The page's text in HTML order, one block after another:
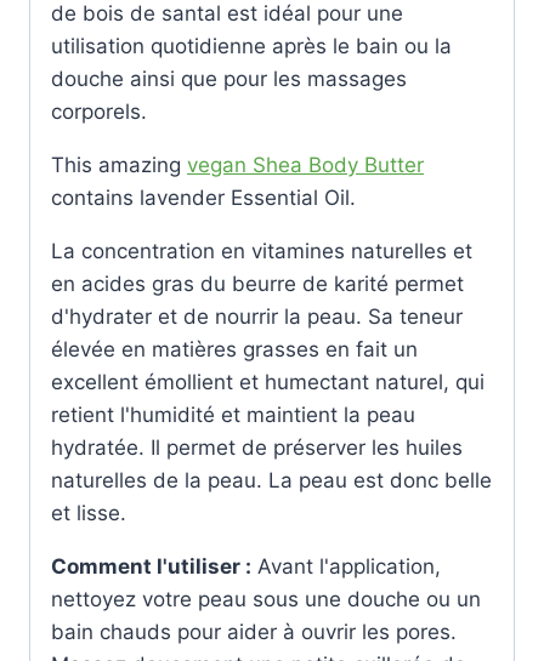
de bois de santal est idéal pour une
utilisation quotidienne après le bain ou la
douche ainsi que pour les massages
corporels.
This amazing vegan Shea Body Butter
contains lavender Essential Oil.
La concentration en vitamines naturelles et
en acides gras du beurre de karité permet
d'hydrater et de nourrir la peau. Sa teneur
élevée en matières grasses en fait un
excellent émollient et humectant naturel, qui
retient l'humidité et maintient la peau
hydratée. Il permet de préserver les huiles
naturelles de la peau. La peau est donc belle
et lisse.
Comment l'utiliser : Avant l'application,
nettoyez votre peau sous une douche ou un
bain chauds pour aider à ouvrir les pores.